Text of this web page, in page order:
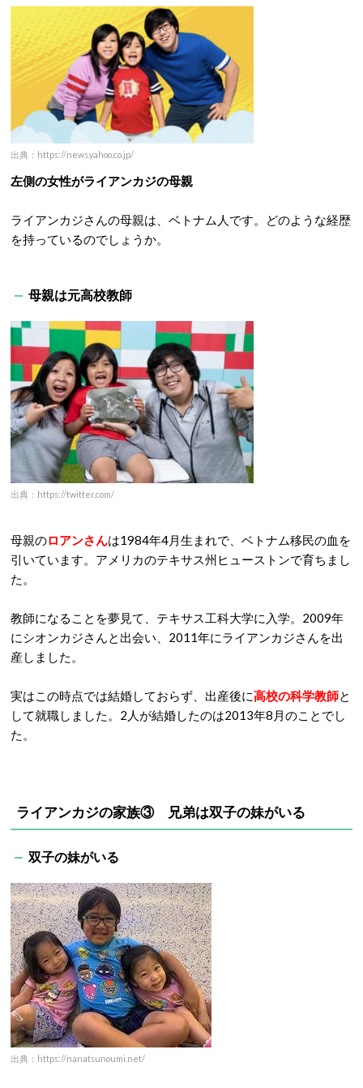
出典：https://news.yahoo.co.jp/
左側の女性がライアンカジの母親
ライアンカジさんの母親は、ベトナム人です。どのような経歴
を持っているのでしょうか。
母親は元高校教師
出典：https://twitter.com/
母親のロアンさんは1984年4月生まれで、ベトナム移民の血を
引いています。アメリカのテキサス州ヒューストンで育ちまし
た。
教師になることを夢見て、テキサス工科大学に入学。2009年
にシオンカジさんと出会い、2011年にライアンカジさんを出
産しました。
実はこの時点では結婚しておらず、出産後に高校の科学教師と
して就職しました。2人が結婚したのは2013年8月のことでし
た。
ライアンカジの家族③ 兄弟は双子の妹がいる
双子の妹がいる
出典：https://nanatsunoumi.net/